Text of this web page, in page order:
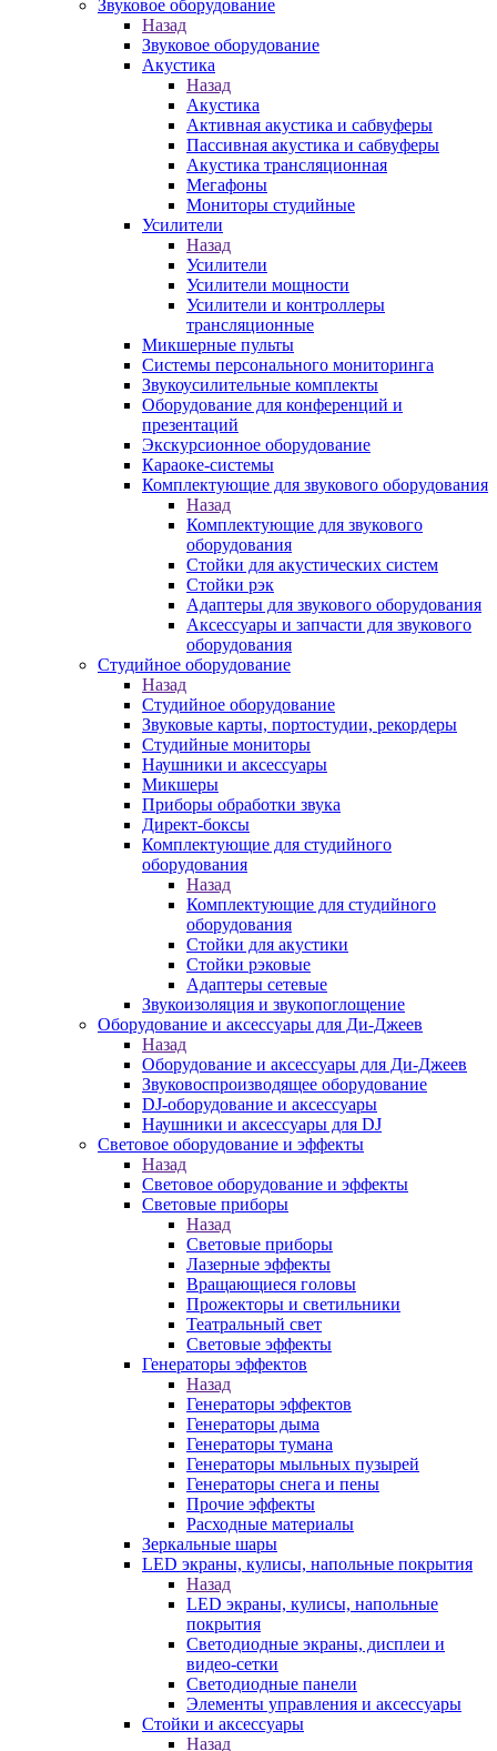
Звуковое оборудование
Назад
Звуковое оборудование
Акустика
Назад
Акустика
Активная акустика и сабвуферы
Пассивная акустика и сабвуферы
Акустика трансляционная
Мегафоны
Мониторы студийные
Усилители
Назад
Усилители
Усилители мощности
Усилители и контроллеры
трансляционные
Микшерные пульты
Системы персонального мониторинга
Звукоусилительные комплекты
Оборудование для конференций и
презентаций
Экскурсионное оборудование
Караоке-системы
Комплектующие для звукового оборудования
Назад
Комплектующие для звукового
оборудования
Стойки для акустических систем
Стойки рэк
Адаптеры для звукового оборудования
Аксессуары и запчасти для звукового
оборудования
Студийное оборудование
Назад
Студийное оборудование
Звуковые карты, портостудии, рекордеры
Студийные мониторы
Наушники и аксессуары
Микшеры
Приборы обработки звука
Директ-боксы
Комплектующие для студийного
оборудования
Назад
Комплектующие для студийного
оборудования
Стойки для акустики
Стойки рэковые
Адаптеры сетевые
Звукоизоляция и звукопоглощение
Оборудование и аксессуары для Ди-Джеев
Назад
Оборудование и аксессуары для Ди-Джеев
Звуковоспроизводящее оборудование
DJ-оборудование и аксессуары
Наушники и аксессуары для DJ
Световое оборудование и эффекты
Назад
Световое оборудование и эффекты
Световые приборы
Назад
Световые приборы
Лазерные эффекты
Вращающиеся головы
Прожекторы и светильники
Театральный свет
Световые эффекты
Генераторы эффектов
Назад
Генераторы эффектов
Генераторы дыма
Генераторы тумана
Генераторы мыльных пузырей
Генераторы снега и пены
Прочие эффекты
Расходные материалы
Зеркальные шары
LED экраны, кулисы, напольные покрытия
Назад
LED экраны, кулисы, напольные
покрытия
Светодиодные экраны, дисплеи и
видео-сетки
Светодиодные панели
Элементы управления и аксессуары
Стойки и аксессуары
Назад